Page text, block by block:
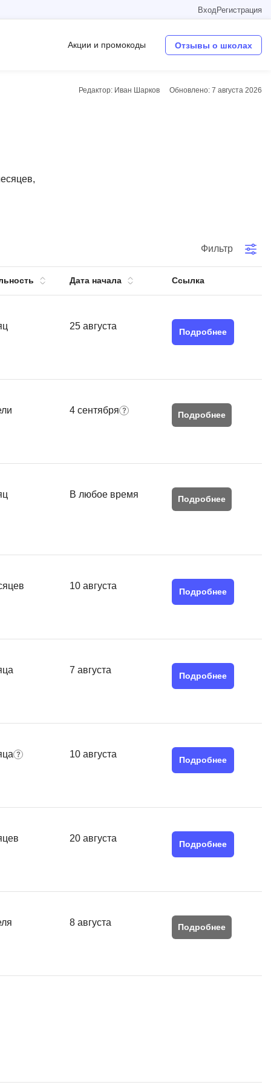
ВходРегистрация
Акции и промокоды Отзывы о школах
Редактор: Иван Шарков Обновлено: 7 августа 2026
Фильтр
Дата начала Ссылка
25 августа
Подробнее
4 сентября Подробнее
В любое время Подробнее
10 августа
Подробнее
7 августа
Подробнее
10 августа
Подробнее
20 августа
Подробнее
8 августа Подробнее
магазина
Операционные системы
Objective-C
Hadoop
MySQL
MATLAB
Промпт инжиниринг
Программная инженерия
Язык SQL
Компьютерные сети
Groovy